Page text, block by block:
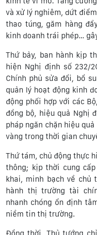
và xử lý nghiêm, dứt
thao túng, găm hàng
kinh doanh trái phép…
Thứ bảy, ban hành kịp
hiện Nghị định số 232/
Chính phủ sửa đổi, bổ
quản lý hoạt động kinh
động phối hợp với các
đồng bộ, hiệu quả Nghị
pháp ngăn chặn hiệu
vàng trong thời gian
Thứ tám, chủ động thực
thông; kịp thời cung
khai, minh bạch về chủ
hành thị trường tài
nhanh chóng ổn định
niềm tin thị trường.